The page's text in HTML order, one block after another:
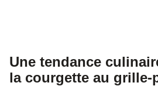
Une tendance
la courgette au grille-